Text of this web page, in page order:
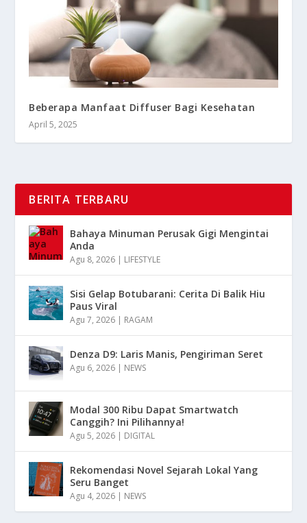
Beberapa Manfaat Diffuser Bagi Kesehatan
April 5, 2025
BERITA TERBARU
Bahaya Minuman Perusak Gigi Mengintai
Anda
Agu 8, 2026 | LIFESTYLE
Sisi Gelap Botubarani: Cerita Di Balik Hiu
Paus Viral
Agu 7, 2026 | RAGAM
Denza D9: Laris Manis, Pengiriman Seret
Agu 6, 2026 | NEWS
Modal 300 Ribu Dapat Smartwatch
Canggih? Ini Pilihannya!
Agu 5, 2026 | DIGITAL
Rekomendasi Novel Sejarah Lokal Yang
Seru Banget
Agu 4, 2026 | NEWS